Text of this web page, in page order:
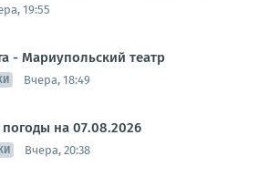
19:55
- Мариупольский театр
Вчера, 18:49
на 07.08.2026
Вчера, 20:38